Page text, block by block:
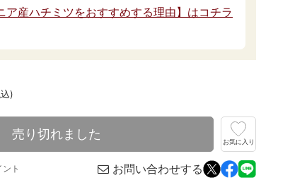
ア産ハチミツをおすすめする理由】はコチラ
)
売り切れました
お気に入り
ト お問い合わせする